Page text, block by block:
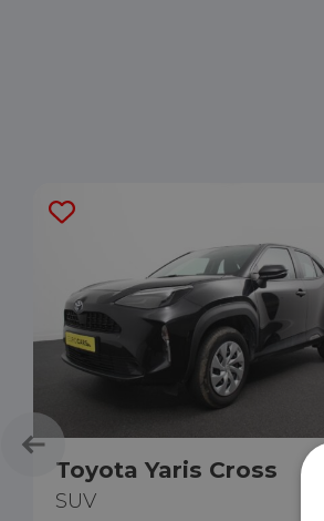
Toyota Yaris Cross
SUV